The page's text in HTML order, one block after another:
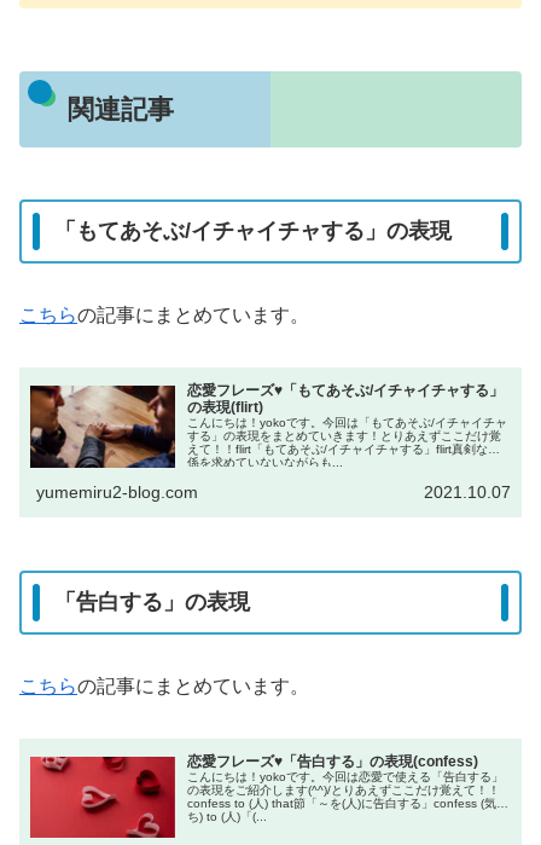
関連記事
「もてあそぶ/イチャイチャする」の表現
こちらの記事にまとめています。
恋愛フレーズ♥「もてあそぶ/イチャイチャする」
の表現(flirt)
こんにちは！yokoです。今回は「もてあそぶ/イチャイチャ
する」の表現をまとめていきます！とりあえずここだけ覚
えて！！flirt「もてあそぶ/イチャイチャする」flirt真剣な関
係を求めていないながらも...
yumemiru2-blog.com 2021.10.07
「告白する」の表現
こちらの記事にまとめています。
恋愛フレーズ♥「告白する」の表現(confess)
こんにちは！yokoです。今回は恋愛で使える「告白する」
の表現をご紹介します(^^)/とりあえずここだけ覚えて！！
confess to (人) that節「～を(人)に告白する」confess (気持
ち) to (人)「(...